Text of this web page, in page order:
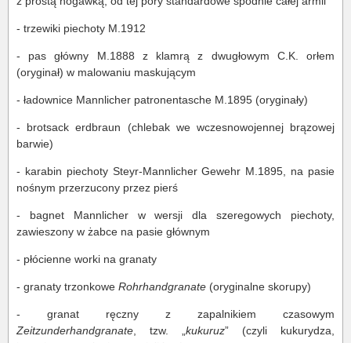
- trzewiki piechoty M.1912
- pas główny M.1888 z klamrą z dwugłowym C.K. orłem
(oryginał) w malowaniu maskującym
- ładownice Mannlicher patronentasche M.1895 (oryginały)
- brotsack erdbraun (chlebak we wczesnowojennej brązowej
barwie)
- karabin piechoty Steyr-Mannlicher Gewehr M.1895, na pasie
nośnym przerzucony przez pierś
- bagnet Mannlicher w wersji dla szeregowych piechoty,
zawieszony w żabce na pasie głównym
- płócienne worki na granaty
- granaty trzonkowe Rohrhandgranate (oryginalne skorupy)
- granat ręczny z zapalnikiem czasowym
Zeitzunderhandgranate, tzw. „kukuruz” (czyli kukurydza,